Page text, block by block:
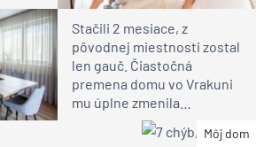
Stačili 2 mesiace, z
pôvodnej miestnosti zostal
len gauč. Čiastočná
premena domu vo Vrakuni
mu úplne zmenila
atmosféru (video)
Môj dom